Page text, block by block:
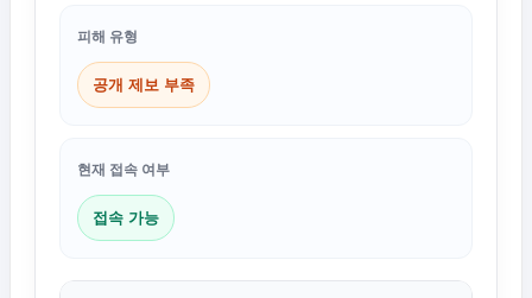
피해 유형
공개 제보 부족
현재 접속 여부
접속 가능